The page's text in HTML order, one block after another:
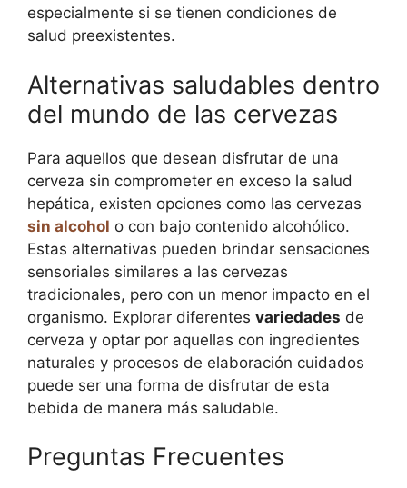
especialmente si se tienen condiciones de
salud preexistentes.
Alternativas saludables dentro
del mundo de las cervezas
Para aquellos que desean disfrutar de una
cerveza sin comprometer en exceso la salud
hepática, existen opciones como las cervezas
sin alcohol o con bajo contenido alcohólico.
Estas alternativas pueden brindar sensaciones
sensoriales similares a las cervezas
tradicionales, pero con un menor impacto en el
organismo. Explorar diferentes variedades de
cerveza y optar por aquellas con ingredientes
naturales y procesos de elaboración cuidados
puede ser una forma de disfrutar de esta
bebida de manera más saludable.
Preguntas Frecuentes